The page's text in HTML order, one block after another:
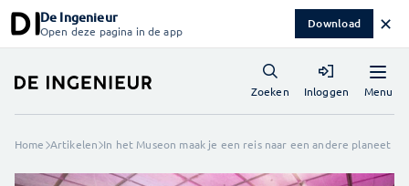
De Ingenieur
Open deze pagina in de app Download ✕
Menu
Zoeken Inloggen
Home Artikelen In het Museon maak je een reis naar een andere planeet